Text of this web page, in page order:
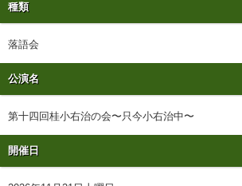
種類
落語会
公演名
第十四回桂小右治の会〜只今小右治中〜
開催日